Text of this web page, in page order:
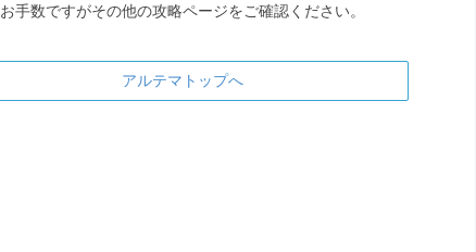
お手数ですがその他の攻略ページをご確認ください。
アルテマトップへ